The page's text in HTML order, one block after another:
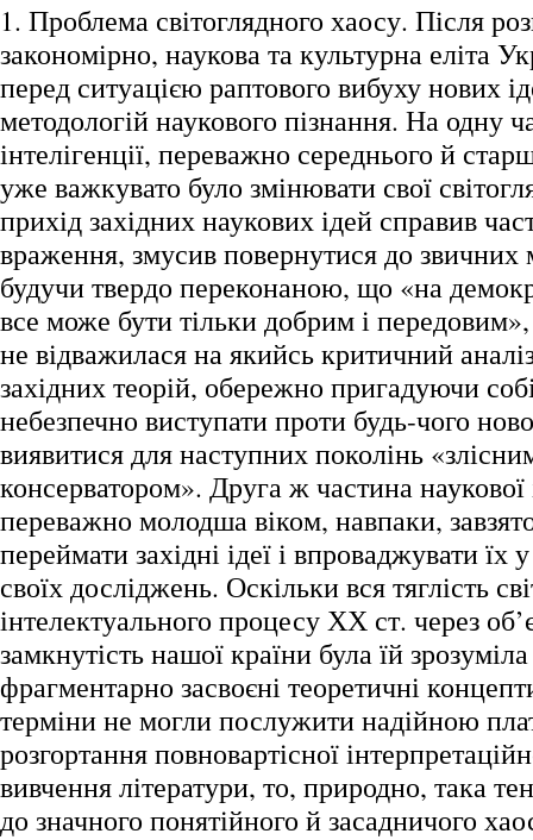
1. Проблема світоглядного хаосу. Після
закономірно, наукова та культурна еліта
перед ситуацією раптового вибуху нових
методологій наукового пізнання. На одну
інтелігенції, переважно середнього й
уже важкувато було змінювати свої
прихід західних наукових ідей справив
враження, змусив повернутися до звичних
будучи твердо переконаною, що «на
все може бути тільки добрим і передовим»,
не відважилася на якийсь критичний
західних теорій, обережно пригадуючи
небезпечно виступати проти будь-чого
виявитися для наступних поколінь
консерватором». Друга ж частина наукової
переважно молодша віком, навпаки,
переймати західні ідеї і впроваджувати їх
своїх досліджень. Оскільки вся тяглість
інтелектуального процесу ХХ ст. через
замкнутість нашої країни була їй
фрагментарно засвоєні теоретичні
терміни не могли послужити надійною
розгортання повновартісної
вивчення літератури, то, природно, така
до значного понятійного й засадничого